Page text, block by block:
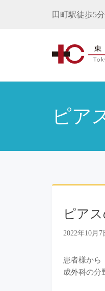
田町駅徒歩5
ピア
ピア
2022年10月7
患者様から
成外科の分